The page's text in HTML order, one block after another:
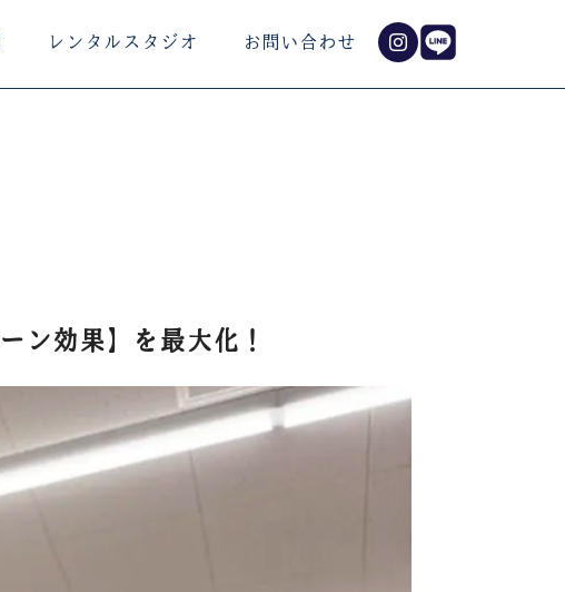
レンタルスタジオ お問い合わせ
ン効果】を最大化！